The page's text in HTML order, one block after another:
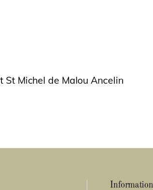
St Michel de Malou Ancelin